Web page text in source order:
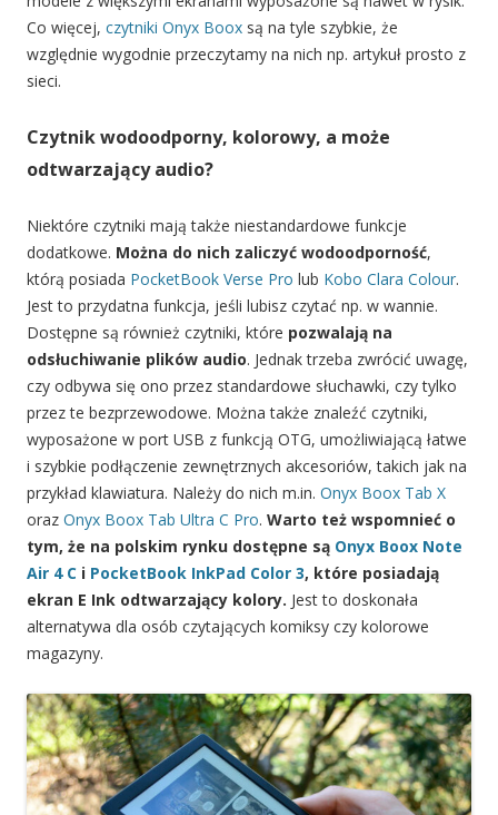
Co więcej, czytniki Onyx Boox są na tyle szybkie, że
względnie wygodnie przeczytamy na nich np. artykuł prosto z
sieci.
Czytnik wodoodporny, kolorowy, a może
odtwarzający audio?
Niektóre czytniki mają także niestandardowe funkcje
dodatkowe. Można do nich zaliczyć wodoodporność,
którą posiada PocketBook Verse Pro lub Kobo Clara Colour.
Jest to przydatna funkcja, jeśli lubisz czytać np. w wannie.
Dostępne są również czytniki, które pozwalają na
odsłuchiwanie plików audio. Jednak trzeba zwrócić uwagę,
czy odbywa się ono przez standardowe słuchawki, czy tylko
przez te bezprzewodowe. Można także znaleźć czytniki,
wyposażone w port USB z funkcją OTG, umożliwiającą łatwe
i szybkie podłączenie zewnętrznych akcesoriów, takich jak na
przykład klawiatura. Należy do nich m.in. Onyx Boox Tab X
oraz Onyx Boox Tab Ultra C Pro. Warto też wspomnieć o
tym, że na polskim rynku dostępne są Onyx Boox Note
Air 4 C i PocketBook InkPad Color 3, które posiadają
ekran E Ink odtwarzający kolory. Jest to doskonała
alternatywa dla osób czytających komiksy czy kolorowe
magazyny.